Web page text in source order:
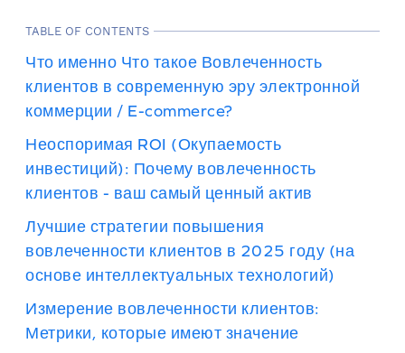
TABLE OF CONTENTS
Что именно Что такое Вовлеченность
клиентов в современную эру электронной
коммерции / E-commerce?
Неоспоримая ROI (Окупаемость
инвестиций): Почему вовлеченность
клиентов - ваш самый ценный актив
Лучшие стратегии повышения
вовлеченности клиентов в 2025 году (на
основе интеллектуальных технологий)
Измерение вовлеченности клиентов:
Метрики, которые имеют значение